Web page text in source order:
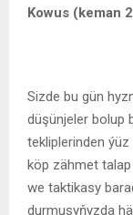
Kowus
Sizde bu gün
düşünjeler bolup
tekliplerinden
köp zähmet
we taktikasy
durmuşyňyzda